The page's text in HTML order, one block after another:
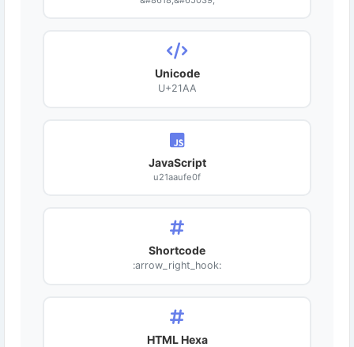
Unicode
U+21AA
JavaScript
u21aaufe0f
Shortcode
:arrow_right_hook:
HTML Hexa